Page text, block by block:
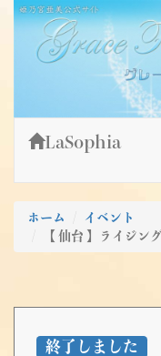
Skip
content
姫乃宮亜美公式サイト
グレースファウンテン
LaSophia
ホーム
イベント
【 仙台 】ライジン
終了しました